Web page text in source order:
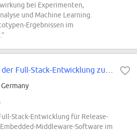
bei Experimenten,
und Machine Learning.
Ergebnissen im
Germany
Stack-Entwicklung für Release-
Middleware-Software im